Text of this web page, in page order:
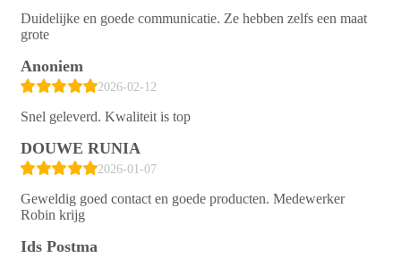
Duidelijke en goede communicatie. Ze hebben zelfs een maat
grote
Anoniem
2026-02-12
Snel geleverd. Kwaliteit is top
DOUWE RUNIA
2026-01-07
Geweldig goed contact en goede producten. Medewerker
Robin krijg
Ids Postma